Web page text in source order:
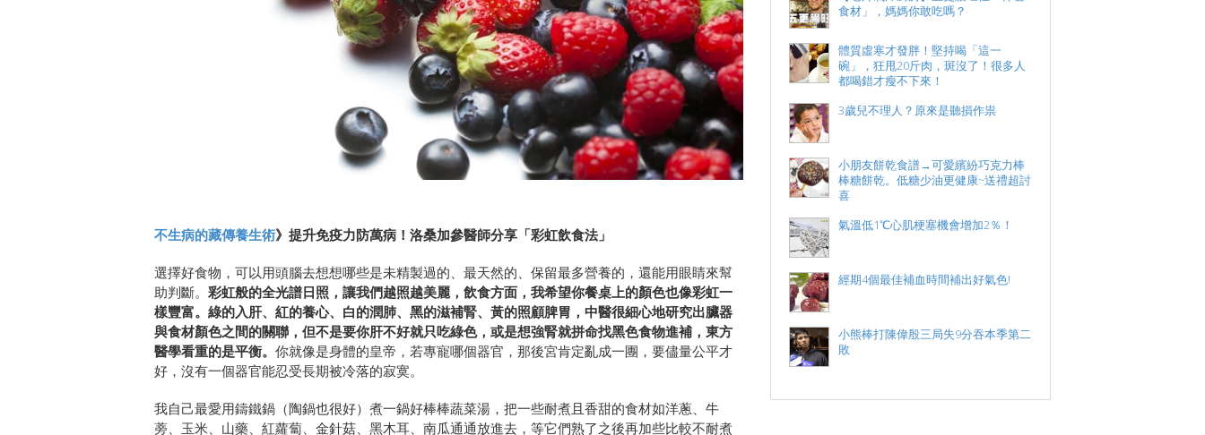
不生病的藏傳養生術》 提升免疫力防萬病 ！ 洛桑加參醫師分享「彩虹飲食法」
選擇好食物，可以用頭腦去想想哪些是未精製過的、最天然的、保留最多營養的，還能用眼睛來幫
助判斷。 彩虹般的全光譜日照，讓我們越照越美麗，飲食方面，我希望你餐桌上的顏色也像彩虹一
樣豐富。綠的入肝、紅的養心、白的潤肺、黑的滋補腎、黃的照顧脾胃，中醫很細心地研究出臟器
與食材顏色之間的關聯，但不是要你肝不好就只吃綠色，或是想強腎就拼命找黑色食物進補，東方
醫學看重的是平衡。 你就像是身體的皇帝，若專寵哪個器官，那後宮肯定亂成一團，要儘量公平才
好，沒有一個器官能忍受長期被冷落的寂寞。
我自己最愛用鑄鐵鍋（陶鍋也很好）煮一鍋好棒棒蔬菜湯，把一些耐煮且香甜的食材如洋蔥、牛
蒡、玉米、山藥、紅蘿蔔、金針菇、黑木耳、南瓜通通放進去，等它們熟了之後再加些比較不耐煮
食材」，媽媽你敢吃嗎？
體質虛寒才發胖！堅持喝「這一
碗」，狂甩20斤肉，斑沒了！很多人
都喝錯才瘦不下來！
3歲兒不理人？原來是聽損作祟
小朋友餅乾食譜→可愛繽紛巧克力棒
棒糖餅乾。低糖少油更健康~送禮超討
喜
氣溫低1℃心肌梗塞機會增加2％！
經期4個最佳補血時間補出好氣色!
小熊棒打陳偉殷三局失9分吞本季第二
敗